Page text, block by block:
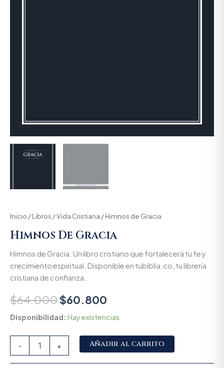
Inicio /Libros /Vida Cristiana / Himnos de Gracia
Himnos De Gracia
Himnos de Gracia. Un libro cristiano que fortalecerá tu fe y
crecimiento espiritual. Disponible en tubiblia.co, tu librería
cristiana de confianza.
$64.000$60.800
Disponibilidad: Hay existencias
- + Añadir al carrito